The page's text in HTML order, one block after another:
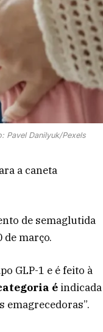
Pavel Danilyuk/Pexels
a caneta
de semaglutida
de março.
GLP-1 e é feito à
é indicada
emagrecedoras”.